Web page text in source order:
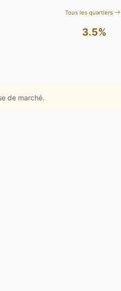
Tous les quartiers
3.5%
de marché.